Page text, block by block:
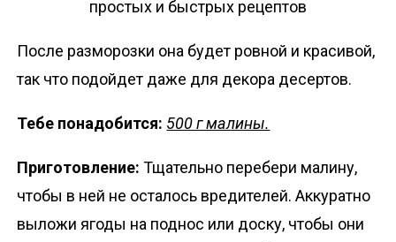
После разморозки она будет ровной и красивой,
так что подойдет даже для декора десертов.
Тебе понадобится: 500 г малины.
Приготовление:Тщательно перебери малину,
чтобы в ней не осталось вредителей. Аккуратно
выложи ягоды на поднос или доску, чтобы они